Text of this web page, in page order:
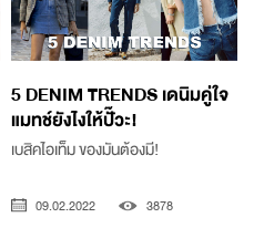
5 DENIM TRENDS เดนิมคู่ใจ
แมทช์ยังไงให้ปั๊วะ!
เบสิคไอเท็ม ของมันต้องมี!
09.02.2022 3878